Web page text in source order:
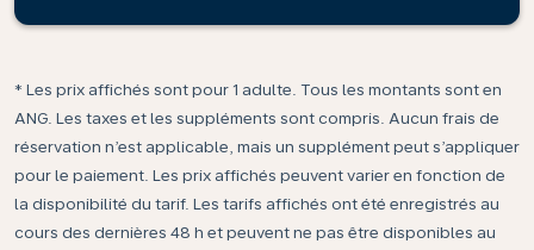
* Les prix affichés sont pour 1 adulte. Tous les montants sont en
ANG. Les taxes et les suppléments sont compris. Aucun frais de
réservation n’est applicable, mais un supplément peut s’appliquer
pour le paiement. Les prix affichés peuvent varier en fonction de
la disponibilité du tarif. Les tarifs affichés ont été enregistrés au
cours des dernières 48 h et peuvent ne pas être disponibles au